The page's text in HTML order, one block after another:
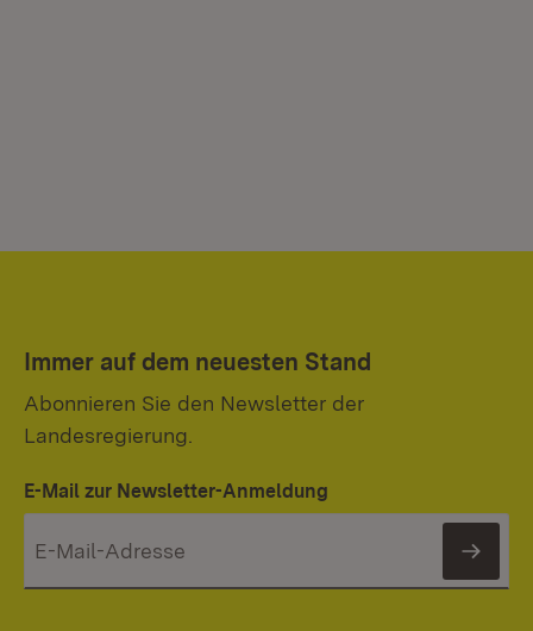
Immer auf dem neuesten Stand
Abonnieren Sie den Newsletter der
Landesregierung.
E-Mail zur Newsletter-Anmeldung